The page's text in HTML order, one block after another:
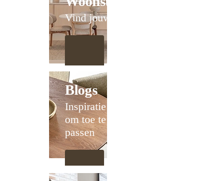
Vind jouw stijl
Blogs
Inspiratie
om toe te
passen